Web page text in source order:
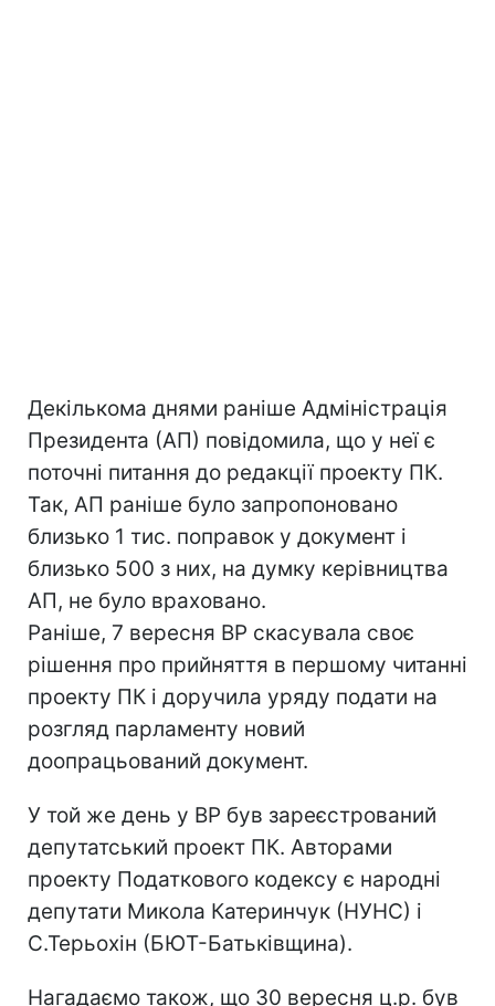
Декількома днями раніше Адміністрація
Президента (АП) повідомила, що у неї є
поточні питання до редакції проекту ПК.
Так, АП раніше було запропоновано
близько 1 тис. поправок у документ і
близько 500 з них, на думку керівництва
АП, не було враховано.
Раніше, 7 вересня ВР скасувала своє
рішення про прийняття в першому читанні
проекту ПК і доручила уряду подати на
розгляд парламенту новий
доопрацьований документ.
У той же день у ВР був зареєстрований
депутатський проект ПК. Авторами
проекту Податкового кодексу є народні
депутати Микола Катеринчук (НУНС) і
С.Терьохін (БЮТ-Батьківщина).
Нагадаємо також, що 30 вересня ц.р. був